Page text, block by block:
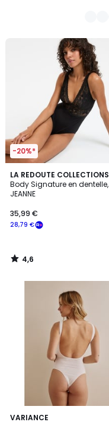
-20%*
LA REDOUTE COLLECTIONS
Body Signature en dentelle,
JEANNE
28,79 €
35,99 €
4,6
/ 5
4,6
/
VARIANCE
2